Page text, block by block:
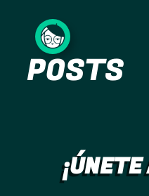
contenido
POSTS